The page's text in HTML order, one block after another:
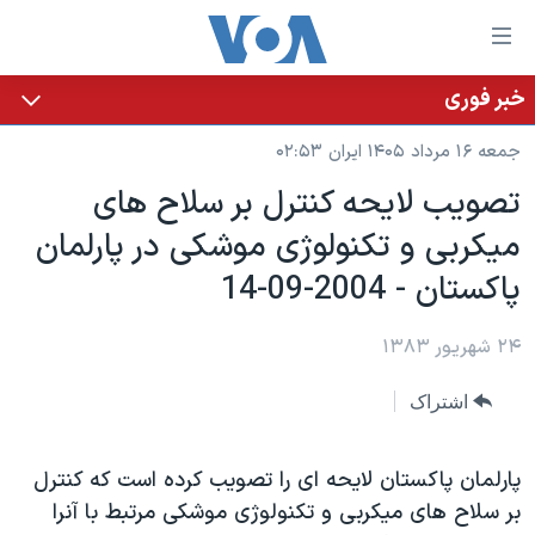
لینکهای
قابل
دسترسی
جهش
محتوای
اصلی
جهش
به
صفحه
جهش
جستجو
خانه
نسخه سبک وب‌سایت
موضوع ها
ایران
آمریکا
جهان
ویژه برنامه‌ها
ویدیوها
برنامه های تلویزیونی
جدول برنامه ها
صفحه‌های ویژه
۲۵۰سالگی آمریکا
بایگانی برنامه‌های تلویزیونی
فرکانس‌های صدای آمریکا
یادگیری زبان انگلیسی
خبر فوری
جمعه ۱۶ مرداد ۱۴۰۵ ایران ۰۲:۵۳
تصويب لايحه کنترل بر سلاح های
ميکربی و تکنولوژی موشکی در پارلمان
پاکستان - 2004-09-14
۲۴ شهریور ۱۳۸۳
اشتراک
پارلمان پاکستان لايحه ای را تصويب کرده است که کنترل
بر سلاح های ميکربی و تکنولوژی موشکی مرتبط با آنرا